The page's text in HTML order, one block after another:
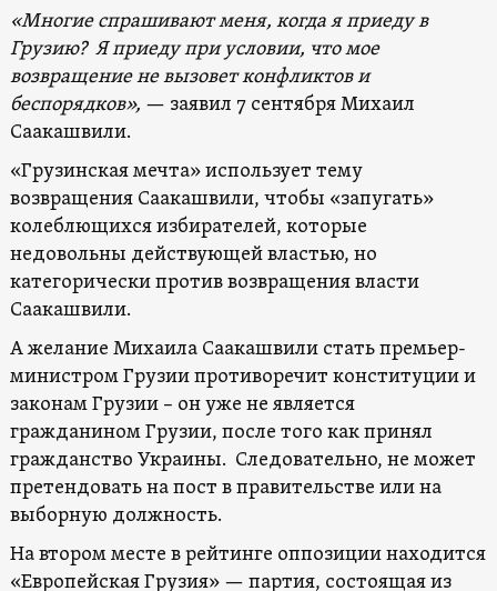
«Многие спрашивают меня, когда я приеду в
Грузию? Я приеду при условии, что мое
возвращение не вызовет конфликтов и
беспорядков», — заявил 7 сентября Михаил
Саакашвили.
«Грузинская мечта» использует тему
возвращения Саакашвили, чтобы «запугать»
колеблющихся избирателей, которые
недовольны действующей властью, но
категорически против возвращения власти
Саакашвили.
А желание Михаила Саакашвили стать премьер-
министром Грузии противоречит конституции и
законам Грузии – он уже не является
гражданином Грузии, после того как принял
гражданство Украины. Следовательно, не может
претендовать на пост в правительстве или на
выборную должность.
На втором месте в рейтинге оппозиции находится
«Европейская Грузия» — партия, состоящая из